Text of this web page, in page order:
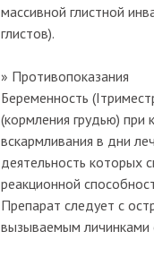
массивной глистной
глистов).
» Противопоказания
Беременность
(кормления грудью) при
вскармливания в дни
деятельность которых
реакционной
Препарат следует с
вызываемым личинками